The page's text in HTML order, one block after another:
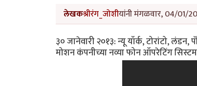
लेखकश्रीरंग_जोशीयांनी मंगळवार, 04/01/
३० जानेवारी २०१३: न्यू यॉर्क, टोरांटो, लंडन,
मोशन कंपनीच्या नव्या फोन ऑपरेटिंग